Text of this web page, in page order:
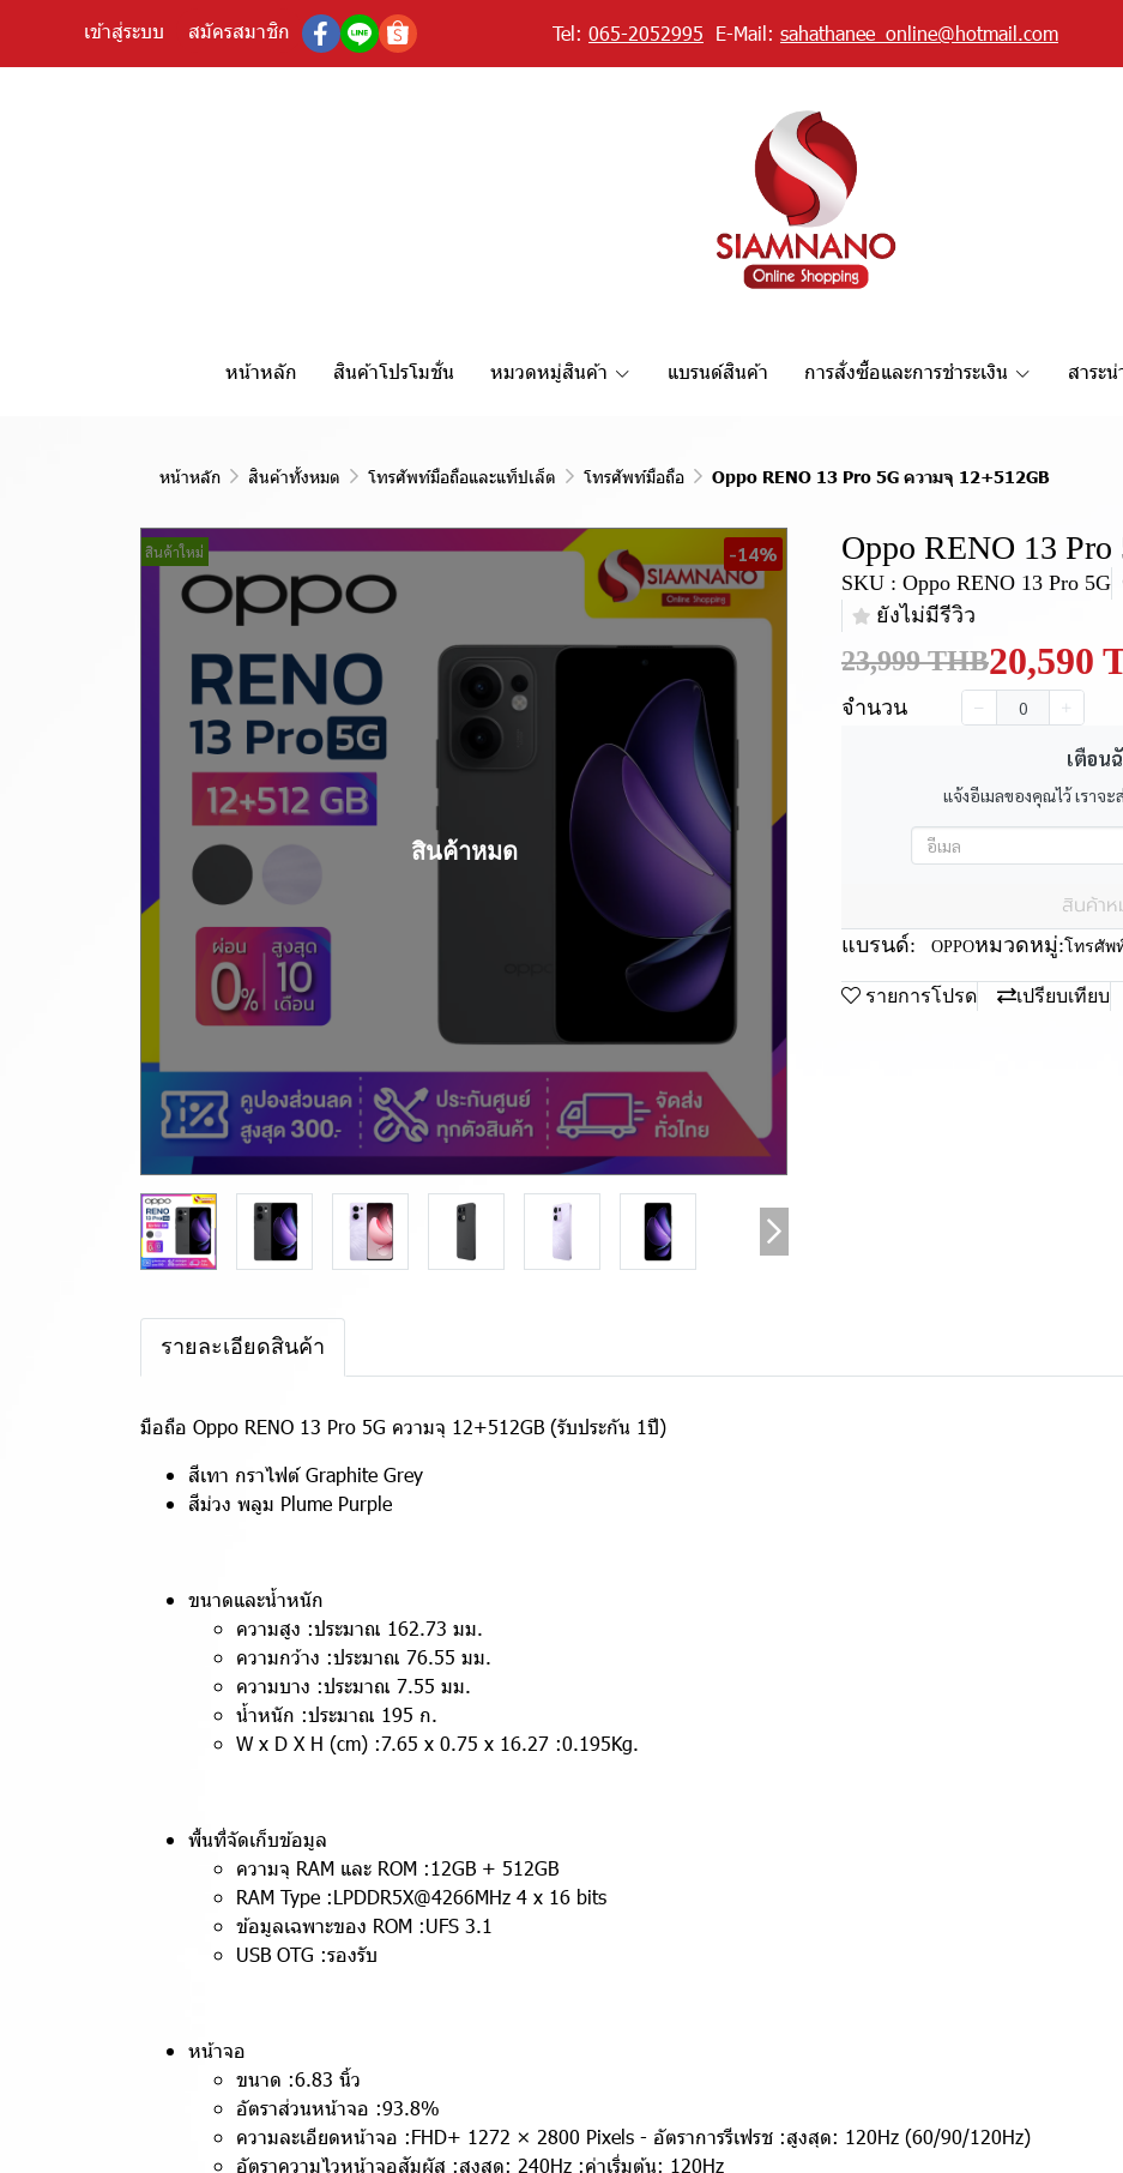
เข้าสู่ระบบ สมัครสมาชิก Tel: 065-2052995 E-Mail: sahathanee_online@hotmail.com
หน้าหลัก สินค้าโปรโมชั่น หมวดหมู่สินค้า แบรนด์สินค้า การสั่งซื้อและการชำระเงิน สาระน่
หน้าหลัก สินค้าทั้งหมด โทรศัพท์มือถือและแท็ปเล็ต โทรศัพท์มือถือ Oppo RENO 13 Pro 5G ความจุ 12+512GB
สินค้าใหม่ -14%
สินค้าหมด
Oppo RENO 13
SKU : Oppo RENO 13 Pro 5G
ยังไม่มีรีวิว
23,999 THB20,590
จำนวน
เตือน
แจ้งอีเมลของคุณไว้ เราจ
สินค้า
แบรนด์: OPPOหมวดหมู่: โทรศัพ
รายการโปรด เปรียบเทียบ
รายละเอียดสินค้า
มือถือ Oppo RENO 13 Pro 5G ความจุ 12+512GB (รับประกัน 1ปี)
สีเทา กราไฟต์ Graphite Grey
สีม่วง พลูม Plume Purple
ขนาดและน้ำหนัก
ความสูง :ประมาณ 162.73 มม.
ความกว้าง :ประมาณ 76.55 มม.
ความบาง :ประมาณ 7.55 มม.
น้ำหนัก :ประมาณ 195 ก.
W x D X H (cm) :7.65 x 0.75 x 16.27 :0.195Kg.
พื้นที่จัดเก็บข้อมูล
ความจุ RAM และ ROM :12GB + 512GB
RAM Type :LPDDR5X@4266MHz 4 x 16 bits
ข้อมูลเฉพาะของ ROM :UFS 3.1
USB OTG :รองรับ
หน้าจอ
ขนาด :6.83 นิ้ว
อัตราส่วนหน้าจอ :93.8%
ความละเอียดหน้าจอ :FHD+ 1272 × 2800 Pixels - อัตราการรีเฟรช :สูงสุด: 120Hz (60/90/120Hz)
อัตราความไวหน้าจอสัมผัส :สูงสุด: 240Hz :ค่าเริ่มต้น: 120Hz